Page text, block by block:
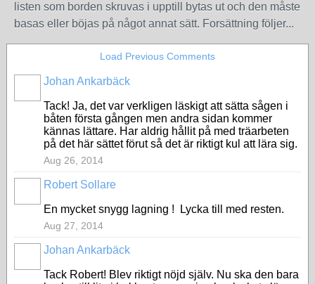
listen som borden skruvas i upptill bytas ut och den måste
basas eller böjas på något annat sätt. Forsättning följer...
Load Previous Comments
Johan Ankarbäck
Tack! Ja, det var verkligen läskigt att sätta sågen i
båten första gången men andra sidan kommer
kännas lättare. Har aldrig hållit på med träarbeten
på det här sättet förut så det är riktigt kul att lära sig.
Aug 26, 2014
Robert Sollare
En mycket snygg lagning ! Lycka till med resten.
Aug 27, 2014
Johan Ankarbäck
Tack Robert! Blev riktigt nöjd själv. Nu ska den bara